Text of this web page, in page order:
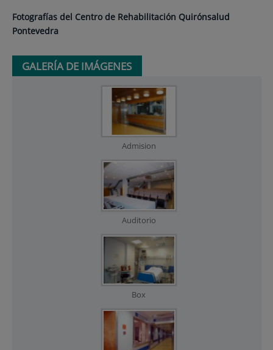
Fotografías del Centro de Rehabilitación Quirónsalud
Pontevedra
GALERÍA DE IMÁGENES
Admision
Auditorio
Box